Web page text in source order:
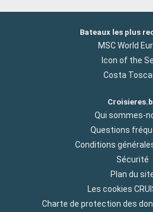
Bateaux les plus
MSC World
Icon of the
Costa
Qui sommes-
Questions
Conditions
Sécurité
Plan du
Les cookies
Charte de protection des